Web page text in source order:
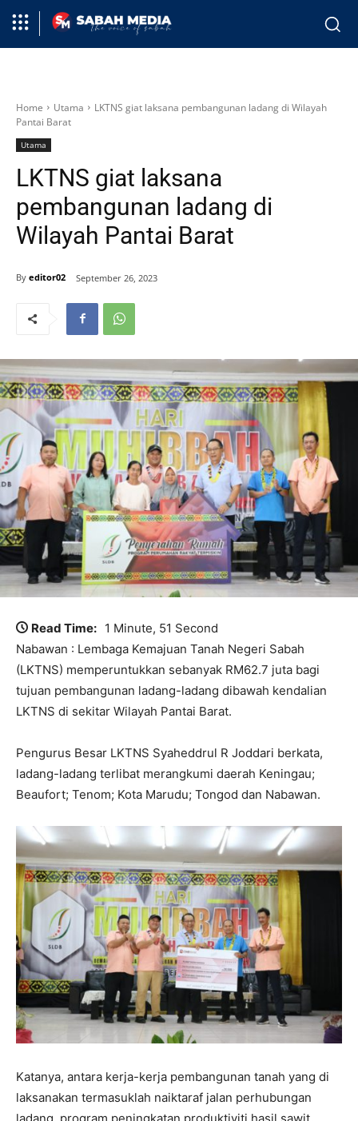
Home Utama
LKTNS giat laksana pembangunan ladang di Wilayah
Pantai Barat
Utama
LKTNS giat laksana
pembangunan ladang di
Wilayah Pantai Barat
By editor02 September 26, 2023
Read Time: 1 Minute, 51 Second
Nabawan : Lembaga Kemajuan Tanah Negeri Sabah
(LKTNS) memperuntukkan sebanyak RM62.7 juta bagi
tujuan pembangunan ladang-ladang dibawah kendalian
LKTNS di sekitar Wilayah Pantai Barat.
Pengurus Besar LKTNS Syaheddrul R Joddari berkata,
ladang-ladang terlibat merangkumi daerah Keningau;
Beaufort; Tenom; Kota Marudu; Tongod dan Nabawan.
Katanya, antara kerja-kerja pembangunan tanah yang di
laksanakan termasuklah naiktaraf jalan perhubungan